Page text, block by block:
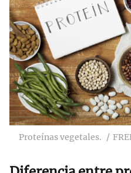
Proteínas vegetales.